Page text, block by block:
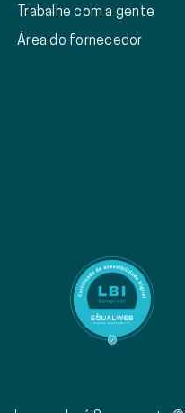
Trabalhe com a gente
Área do fornecedor